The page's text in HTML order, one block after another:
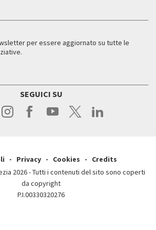
per essere aggiornato su tutte le
SEGUICI SU
Privacy Cookies
Credits
2026 - Tutti i contenuti del sito sono coperti
da copyright
P.I.00330320276